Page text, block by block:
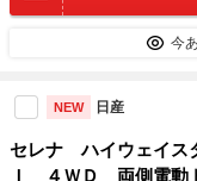
今
NEW 日産
セレナ ハイウェイス
Ｉ ４ＷＤ 両側電動